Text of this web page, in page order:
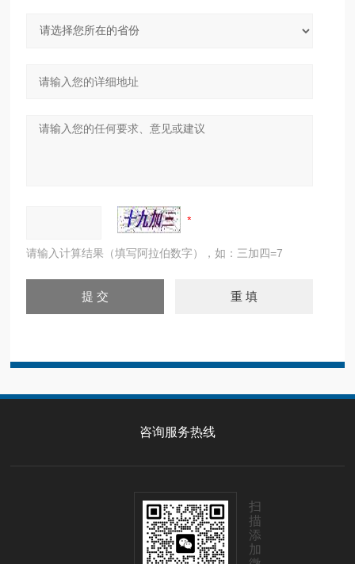
请输入计算结果（填写阿拉伯数字），如：三加四=7
咨询服务热线
扫
描
添
加